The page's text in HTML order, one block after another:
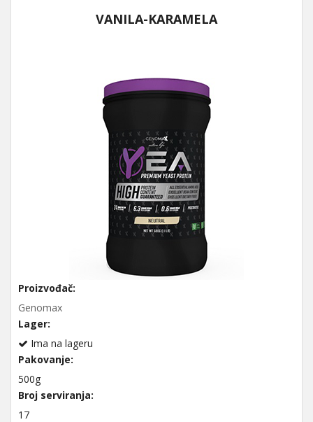
VANILA-KARAMELA
Proizvođač:
Genomax
Lager:
Ima na lageru
Pakovanje:
500g
Broj serviranja:
17